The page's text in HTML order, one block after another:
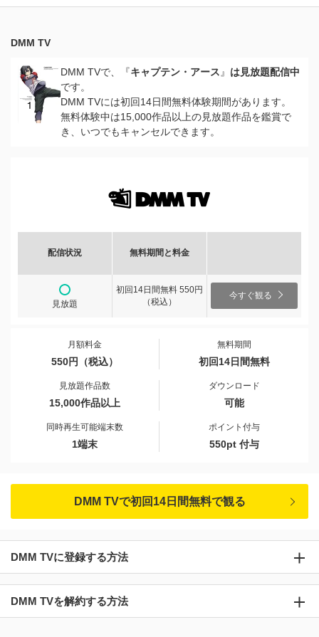
DMM TV
DMM TVで、『キャプテン・アース 』 は見放題配信中
です。
DMM TVには初回14日間無料体験期間があります。
無料体験中は15,000作品以上の見放題作品を鑑賞で
き、いつでもキャンセルできます。
配信状況 無料期間と料金
見放題
初回14日間無料 550円
（税込）
今すぐ観る
月額料金
550円（税込）
無料期間
初回14日間無料
見放題作品数
15,000作品以上
ダウンロード
可能
同時再生可能端末数
1端末
ポイント付与
550pt 付与
DMM TVで初回14日間無料で観る
DMM TVに登録する方法
DMM TVを解約する方法